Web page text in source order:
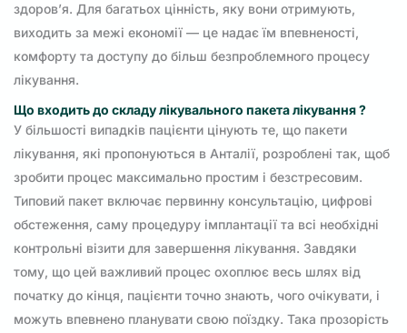
здоров’я. Для багатьох цінність, яку вони отримують,
виходить за межі економії — це надає їм впевненості,
комфорту та доступу до більш безпроблемного процесу
лікування.
Що входить до складу лікувального пакета лікування ?
У більшості випадків пацієнти цінують те, що пакети
лікування, які пропонуються в Анталії, розроблені так, щоб
зробити процес максимально простим і безстресовим.
Типовий пакет включає первинну консультацію, цифрові
обстеження, саму процедуру імплантації та всі необхідні
контрольні візити для завершення лікування. Завдяки
тому, що цей важливий процес охоплює весь шлях від
початку до кінця, пацієнти точно знають, чого очікувати, і
можуть впевнено планувати свою поїздку. Така прозорість